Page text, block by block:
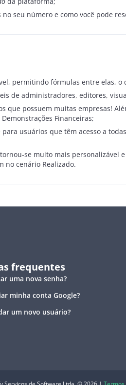
seu número e como você pode
permitindo fórmulas entre elas, o
de administradores, editores,
que possuem muitas empresas!
Financeiras;
usuários que têm acesso a
se muito mais
no cenário Realizado.
frequentes
uma nova senha?
minha conta Google?
um novo usuário?